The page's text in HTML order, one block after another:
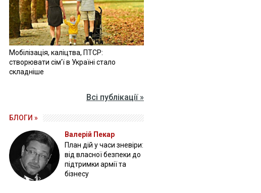
Мобілізація, каліцтва, ПТСР:
створювати сім'ї в Україні стало
складніше
Всі публікації »
БЛОГИ »
Валерій Пекар
План дій у часи зневіри:
від власної безпеки до
підтримки армії та
бізнесу